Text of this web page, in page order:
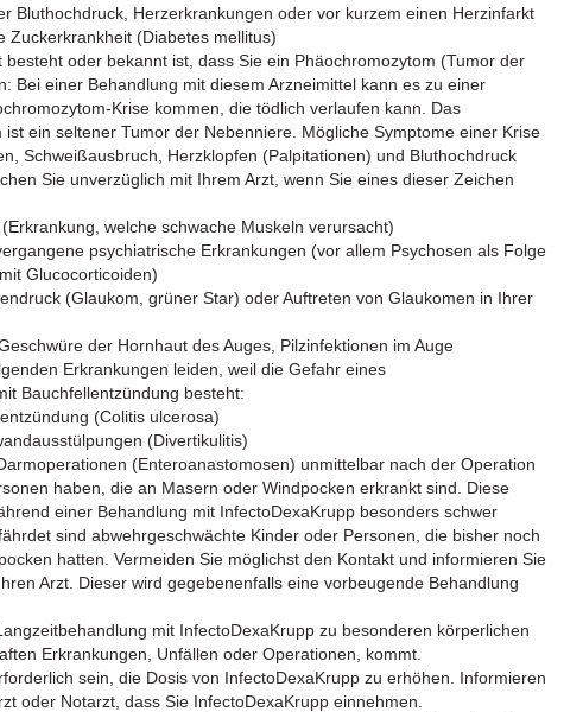
Bluthochdruck, Herzerkrankungen oder vor kurzem einen Herzinfarkt
Zuckerkrankheit (Diabetes mellitus)
besteht oder bekannt ist, dass Sie ein Phäochromozytom (Tumor der
Bei einer Behandlung mit diesem Arzneimittel kann es zu einer
Krise kommen, die tödlich verlaufen kann. Das
ist ein seltener Tumor der Nebenniere. Mögliche Symptome einer Krise
Schweißausbruch, Herzklopfen (Palpitationen) und Bluthochdruck
Sie unverzüglich mit Ihrem Arzt, wenn Sie eines dieser Zeichen
welche schwache Muskeln verursacht)
psychiatrische Erkrankungen (vor allem Psychosen als Folge
Glucocorticoiden)
(Glaukom, grüner Star) oder Auftreten von Glaukomen in Ihrer
der Hornhaut des Auges, Pilzinfektionen im Auge
Erkrankungen leiden, weil die Gefahr eines
Bauchfellentzündung besteht:
(Colitis ulcerosa)
(Divertikulitis)
(Enteroanastomosen) unmittelbar nach der Operation
haben, die an Masern oder Windpocken erkrankt sind. Diese
einer Behandlung mit InfectoDexaKrupp besonders schwer
sind abwehrgeschwächte Kinder oder Personen, die bisher noch
hatten. Vermeiden Sie möglichst den Kontakt und informieren Sie
Arzt. Dieser wird gegebenenfalls eine vorbeugende Behandlung
mit InfectoDexaKrupp zu besonderen körperlichen
Erkrankungen, Unfällen oder Operationen, kommt.
sein, die Dosis von InfectoDexaKrupp zu erhöhen. Informieren
oder Notarzt, dass Sie InfectoDexaKrupp einnehmen.